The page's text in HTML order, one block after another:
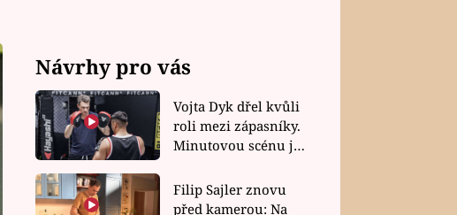
Návrhy pro vás
Vojta Dyk dřel kvůli
roli mezi zápasníky.
Minutovou scénu jel
Filip Sajler znovu
před kamerou: Na